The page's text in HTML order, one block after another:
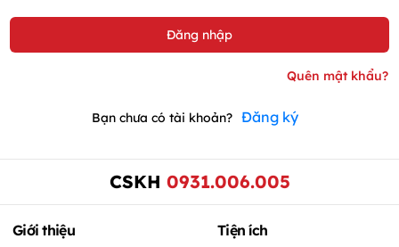
Bạn chưa có tài khoản? Đăng ký
CSKH 0931.006.005
Giới thiệu Tiện ích